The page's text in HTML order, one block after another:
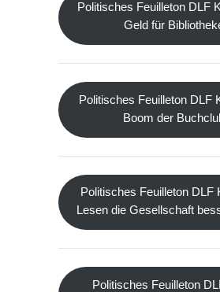
Politisches Feuilleton DLF
Geld für
Politisches Feuilleton DLF
Boom der
Politisches Feuilleton DLF
Lesen die Gesellschaft
Politisches Feuilleton